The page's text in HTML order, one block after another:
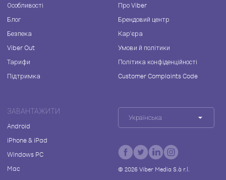
Особливості
Блог
Безпека
Viber Out
Тарифи
Підтримка
Про Viber
Брендовий центр
Кар'єра
Умови й політики
Політика конфіденційності
Customer Complaints Code
ЗАВАНТАЖИТИ
Android
iPhone & iPad
Windows PC
Mac
Українська
© 2026Viber Media S.à r.l.